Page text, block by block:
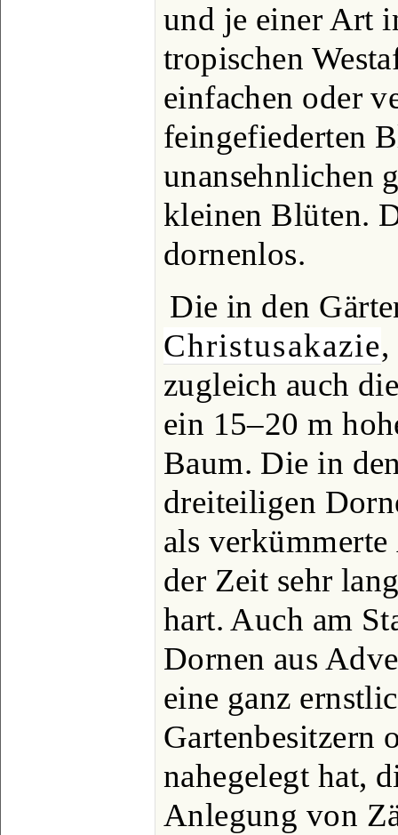
und je einer Art
tropischen
einfachen oder
feingefiederten
unansehnlichen
kleinen Blüten.
dornenlos.
Die in den
Christusakazie,
zugleich auch
ein 15–20 m
Baum. Die in
dreiteiligen
als
der Zeit sehr
hart. Auch am
Dornen aus
eine ganz
Gartenbesitzern
nahegelegt hat,
Anlegung von